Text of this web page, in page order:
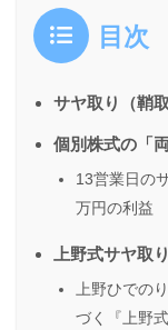
目次
サヤ取り（鞘
個別株式の「
13営業日の
万円の利益
上野式サヤ取
上野ひでの
づく『上野